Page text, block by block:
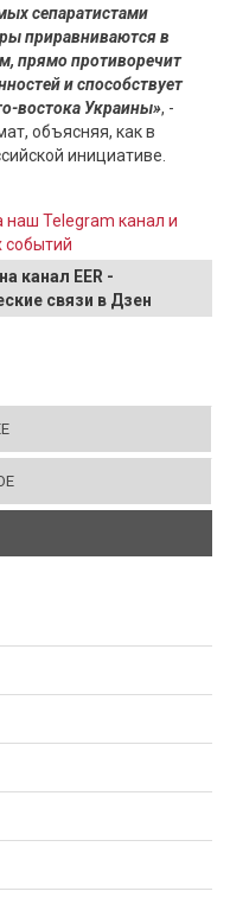
сепаратистами
приравниваются в
прямо противоречит
и способствует
востока Украины», -
объясняя, как в
инициативе.
наш Telegram канал и
событий
канал EER -
связи в Дзен